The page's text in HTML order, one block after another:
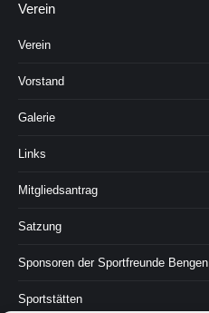
Verein
Verein
Vorstand
Galerie
Links
Mitgliedsantrag
Satzung
Sponsoren der Sportfreunde Bengen
Sportstätten